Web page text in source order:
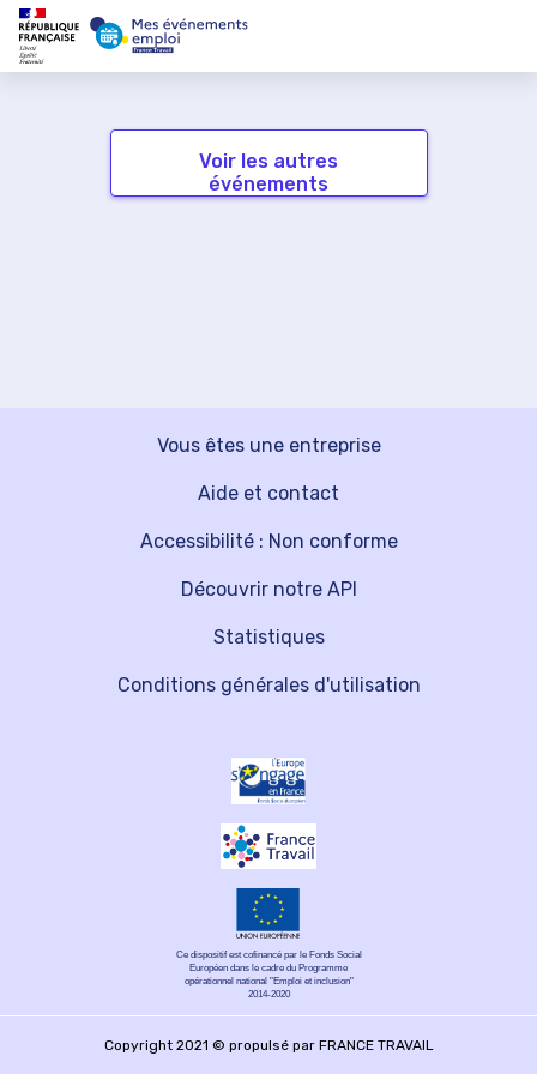
Voir les autres
événements
Vous êtes une entreprise
Découvrir notre API
Aide et contact
Statistiques
Accessibilité : Non conforme
Conditions générales d'utilisation
Ce dispositif est cofinancé par le Fonds Social
Européen dans le cadre du Programme
opérationnel national "Emploi et inclusion"
2014-2020
Copyright 2021 © propulsé par FRANCE TRAVAIL